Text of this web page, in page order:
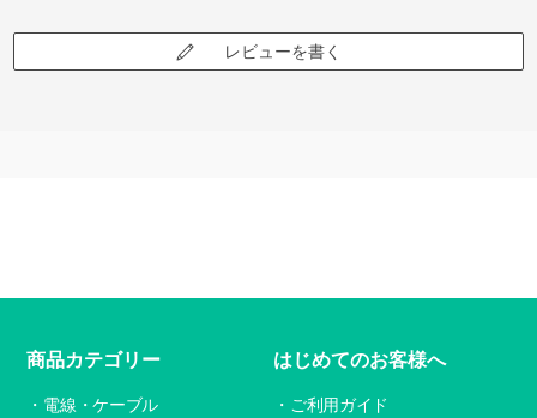
レビューを書く
商品カテゴリー
電線・ケーブル
はじめてのお客様へ
ご利用ガイド